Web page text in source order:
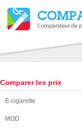
Comparer les prix
E-cigarette
MOD